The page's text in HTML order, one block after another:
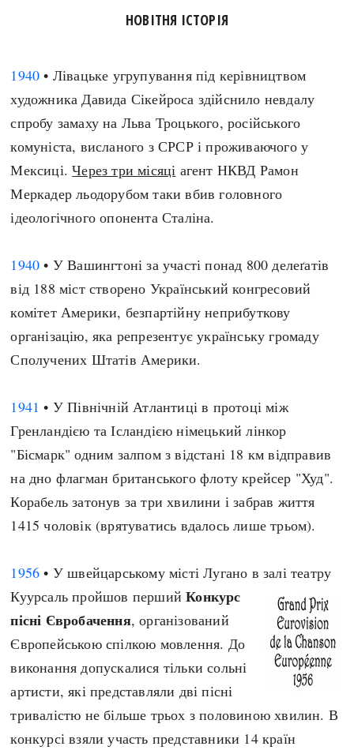
НОВІТНЯ ІСТОРІЯ
1940 • Лівацьке угрупування під керівництвом
художника Давида Сікейроса здійснило невдалу
спробу замаху на Льва Троцького, російського
комуніста, висланого з СРСР і проживаючого у
Мексиці.Через три місяці агент НКВД Рамон
Меркадер льодорубом таки вбив головного
ідеологічного опонента Сталіна.
1940 • У Вашингтоні за участі понад 800 делеґатів
від 188 міст створено Український конгресовий
комітет Америки, безпартійну неприбуткову
організацію, яка репрезентує українську громаду
Сполучених Штатів Америки.
1941 • У Північній Атлантиці в протоці між
Гренландією та Ісландією німецький лінкор
"Бісмарк" одним залпом з відстані 18 км відправив
на дно флагман британського флоту крейсер "Худ".
Корабель затонув за три хвилини і забрав життя
1415 чоловік (врятуватись вдалось лише трьом).
1956 • У швейцарському місті Лугано в залі театру
Куурсаль пройшов першийКонкурс
пісні Євробачення, організований
Європейською спілкою мовлення. До
виконання допускалися тільки сольні
артисти, які представляли дві пісні
тривалістю не більше трьох з половиною хвилин. В
конкурсі взяли участь представники 14 країн